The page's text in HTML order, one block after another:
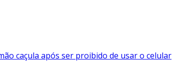
caçula após ser proibido de usar o celular